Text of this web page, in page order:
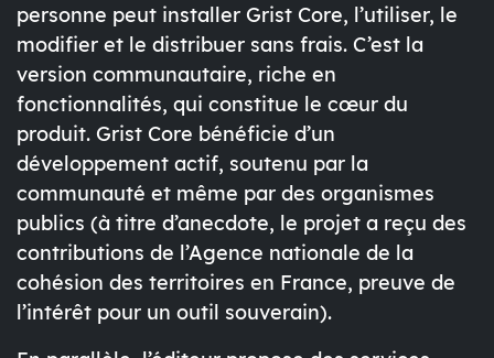
personne peut installer Grist Core, l’utiliser, le
modifier et le distribuer sans frais. C’est la
version communautaire, riche en
fonctionnalités, qui constitue le cœur du
produit. Grist Core bénéficie d’un
développement actif, soutenu par la
communauté et même par des organismes
publics (à titre d’anecdote, le projet a reçu des
contributions de l’Agence nationale de la
cohésion des territoires en France, preuve de
l’intérêt pour un outil souverain).